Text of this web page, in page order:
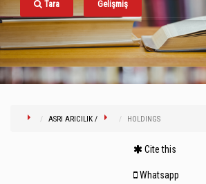
Tara Gelişmiş
ASRI ARICILIK / HOLDINGS
Cite this
Whatsapp